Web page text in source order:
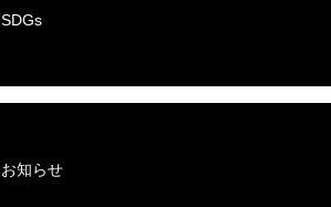
SDGs
お知らせ